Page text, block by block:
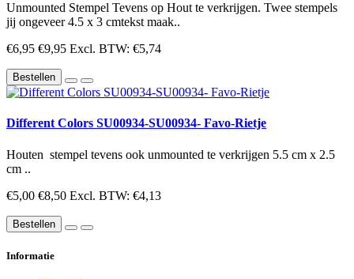
Unmounted Stempel Tevens op Hout te verkrijgen. Twee stempels
jij ongeveer 4.5 x 3 cmtekst maak..
€6,95 €9,95 Excl. BTW: €5,74
Bestellen
Different Colors SU00934-SU00934- Favo-Rietje
Houten stempel tevens ook unmounted te verkrijgen 5.5 cm x 2.5
cm ..
€5,00 €8,50 Excl. BTW: €4,13
Bestellen
Informatie